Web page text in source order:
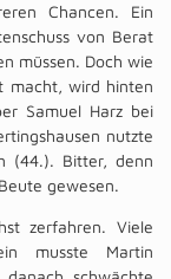
Chancen. Ein
von Berat
müssen. Doch wie
macht, wird hinten
Samuel Harz bei
nutzte
(44.). Bitter, denn
gewesen.
zerfahren. Viele
musste Martin